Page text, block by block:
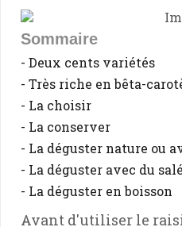
Sommaire
- Deux cents variétés
- Très riche en bêta-
- La choisir
- La conserver
- La déguster nature ou
- La déguster avec du salé
- La déguster en boisson
Avant d'utiliser le